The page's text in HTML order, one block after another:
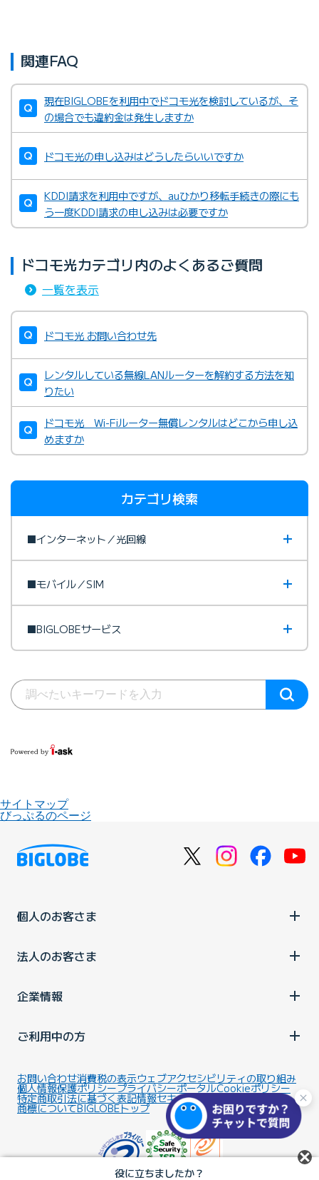
役に立ちましたか？
関連FAQ
現在BIGLOBEを利用中でドコモ光を検討しているが、そ
の場合でも違約金は発生しますか
ドコモ光の申し込みはどうしたらいいですか
KDDI請求を利用中ですが、auひかり移転手続きの際にも
う一度KDDI請求の申し込みは必要ですか
ドコモ光カテゴリ内のよくあるご質問
一覧を表示
ドコモ光 お問い合わせ先
レンタルしている無線LANルーターを解約する方法を知
りたい
ドコモ光 Wi-Fiルーター無償レンタルはどこから申し込
めますか
カテゴリ検索
■インターネット／光回線
■モバイル／SIM
■BIGLOBEサービス
サイトマップ
びっぷるのページ
個人のお客さま
法人のお客さま
企業情報
ご利用中の方
お問い合わせ消費税の表示ウェブアクセシビリティの取り組み
個人情報保護ポリシープライバシーポータルCookieポリシー
特定商取引法に基づく表記情報セキュリティ基本方針
商標についてBIGLOBEトップ